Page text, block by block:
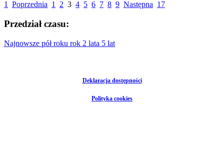
1
Poprzednia 1 2 3 4 5 6 7 8 9 Następna 17
Przedział czasu:
Najnowsze pół roku rok 2 lata 5 lat
Deklaracja dostępności
Polityka cookies